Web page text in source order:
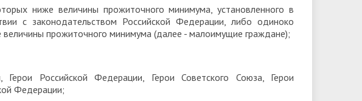
ниже величины прожиточного минимума, установленного в
с законодательством Российской Федерации, либо одиноко
прожиточного минимума (далее - малоимущие граждане);
Российской Федерации, Герои Советского Союза, Герои
Федерации;